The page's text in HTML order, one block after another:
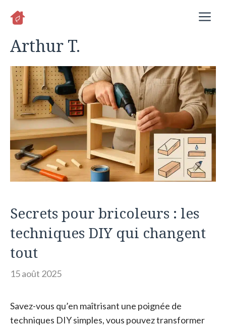
Arthur T.
Secrets pour bricoleurs : les
techniques DIY qui changent
tout
15 août 2025
Savez-vous qu’en maîtrisant une poignée de
techniques DIY simples, vous pouvez transformer